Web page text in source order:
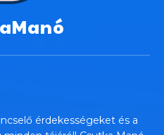
érdekességeket és a